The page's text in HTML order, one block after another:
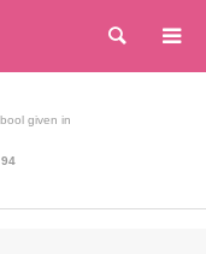
検索
given in
94